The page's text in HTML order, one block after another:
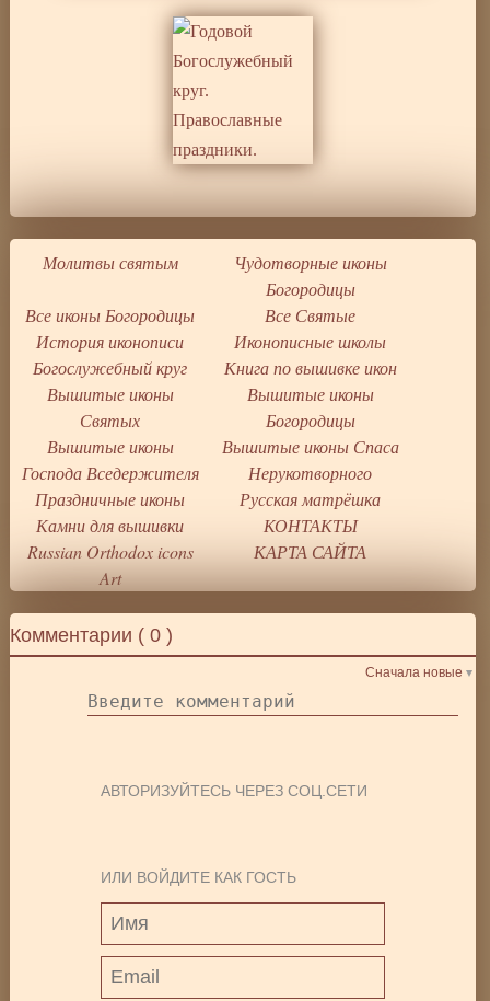
Комментарии (0 )
Сначала новые
АВТОРИЗУЙТЕСЬ ЧЕРЕЗ СОЦ.СЕТИ
ИЛИ ВОЙДИТЕ КАК ГОСТЬ
Молитвы святым
Чудотворные иконы
Богородицы
Все иконы Богородицы
Все Святые
История иконописи
Иконописные школы
Богослужебный круг
Книга по вышивке икон
Вышитые иконы
Святых
Вышитые иконы
Богородицы
Вышитые иконы
Господа Вседержителя
Вышитые иконы Спаса
Нерукотворного
Праздничные иконы
Русская матрёшка
Камни для вышивки
КОНТАКТЫ
Russian Orthodox icons
Art
КАРТА САЙТА